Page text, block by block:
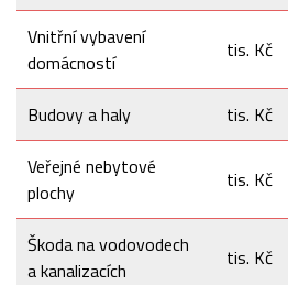
Vnitřní vybavení
domácností
tis. Kč
Budovy a haly
tis. Kč
Veřejné nebytové
plochy
tis. Kč
Škoda na vodovodech
a kanalizacích
tis. Kč